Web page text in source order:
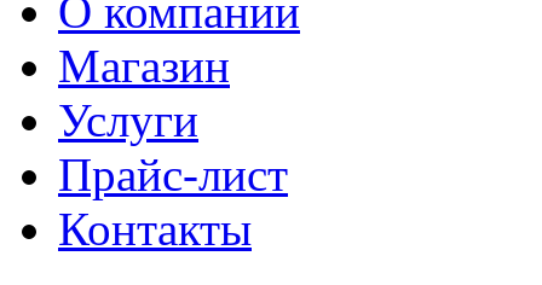
О компании
Магазин
Услуги
Прайс-лист
Контакты